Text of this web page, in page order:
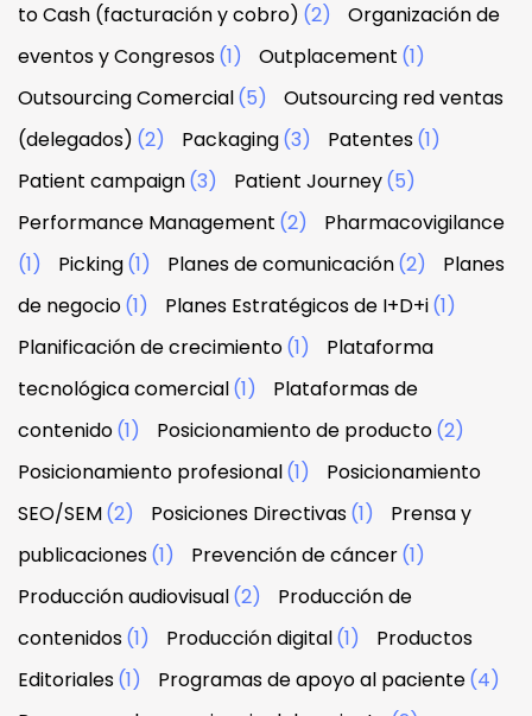
to Cash (facturación y cobro) (2)
Organización de
eventos y Congresos(1) Outplacement (1)
Outsourcing Comercial(5)
Outsourcing red ventas
(delegados) (2) Packaging(3) Patentes(1)
Patient campaign(3) Patient Journey(5)
Performance Management (2)
Pharmacovigilance
(1)
Picking(1) Planes de comunicación(2)
Planes
de negocio(1) Planes Estratégicos de I+D+i(1)
Planificación de crecimiento(1)
Plataforma
tecnológica comercial(1)
Plataformas de
contenido(1) Posicionamiento de producto(2)
Posicionamiento profesional(1)
Posicionamiento
SEO/SEM(2) Posiciones Directivas(1)
Prensa y
publicaciones(1) Prevención de cáncer(1)
Producción audiovisual(2)
Producción de
contenidos(1) Producción digital(1)
Productos
Editoriales(1) Programas de apoyo al paciente(4)